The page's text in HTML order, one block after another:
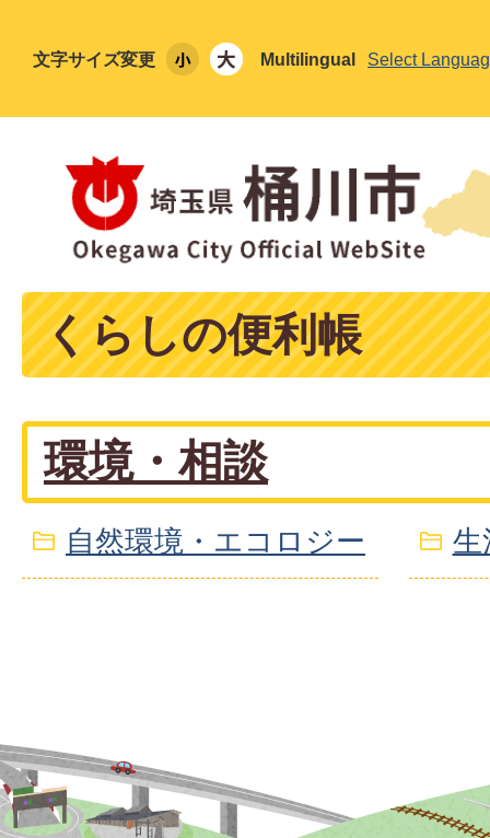
文字サイズ変更 Multilingual Select
くらしの便利帳
環境・相談
自然環境・エコロジー 生